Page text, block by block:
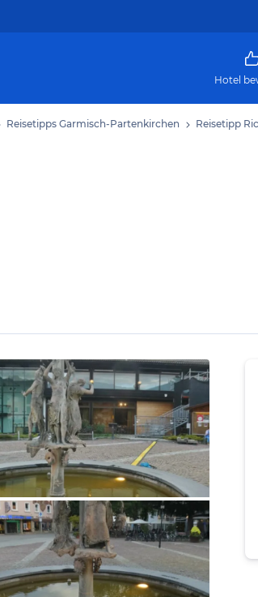
Hotel
Reisetipps Garmisch-Partenkirchen Reisetipp
melden